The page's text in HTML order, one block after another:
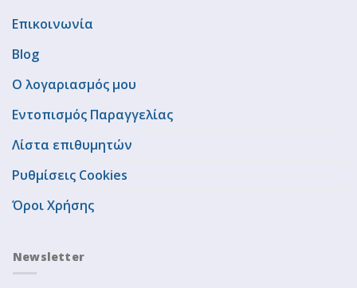
Επικοινωνία
Blog
Ο λογαριασμός μου
Εντοπισμός Παραγγελίας
Λίστα επιθυμητών
Ρυθμίσεις Cookies
Όροι Χρήσης
Newsletter